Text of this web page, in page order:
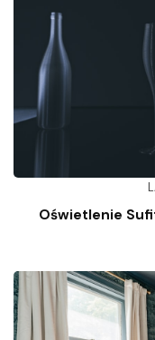
Oświetlenie